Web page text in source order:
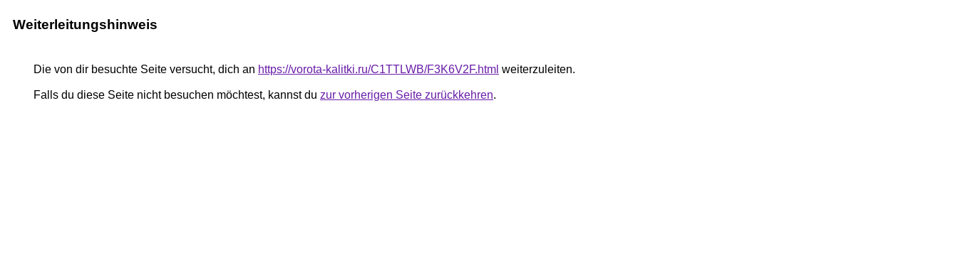
Weiterleitungshinweis
Die von dir besuchte Seite versucht, dich an https://vorota-kalitki.ru/C1TTLWB/F3K6V2F.html weiterzuleiten.
Falls du diese Seite nicht besuchen möchtest, kannst du zur vorherigen Seite zurückkehren.